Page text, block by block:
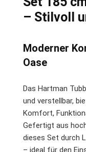
– Stilvoll
Moderner
Oase
Das Hartman
und verstellbar,
Komfort,
Gefertigt aus
dieses Set durch
– ideal für den